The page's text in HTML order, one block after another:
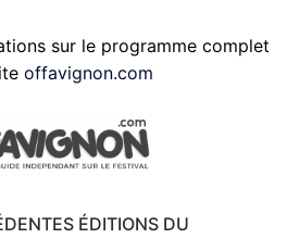
sur le programme complet
offavignon.com
ÉDITIONS DU